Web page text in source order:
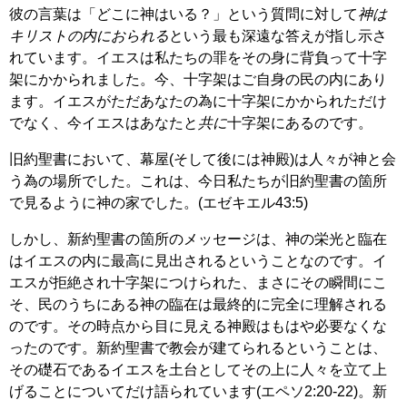
彼の言葉は「どこに神はいる？」という質問に対して神は
キリストの内におられるという最も深遠な答えが指し示さ
れています。イエスは私たちの罪をその身に背負って十字
架にかかられました。今、十字架はご自身の民の内にあり
ます。イエスがただあなたの為に十字架にかかられただけ
でなく、今イエスはあなたと 共に十字架にあるのです。
旧約聖書において、幕屋(そして後には神殿)は人々が神と会
う為の場所でした。これは、今日私たちが旧約聖書の箇所
で見るように神の家でした。(エゼキエル43:5)
しかし、新約聖書の箇所のメッセージは、神の栄光と臨在
はイエスの内に最高に見出されるということなのです。イ
エスが拒絶され十字架につけられた、まさにその瞬間にこ
そ、民のうちにある神の臨在は最終的に完全に理解される
のです。その時点から目に見える神殿はもはや必要なくな
ったのです。新約聖書で教会が建てられるということは、
その礎石であるイエスを土台としてその上に人々を立て上
げることについてだけ語られています(エペソ2:20-22)。新